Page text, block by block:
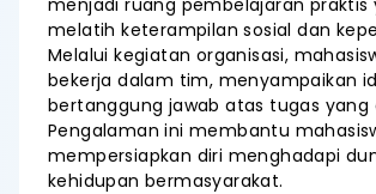
menjadi ruang pembelajaran praktis
melatih keterampilan sosial dan
Melalui kegiatan organisasi,
bekerja dalam tim, menyampaikan
bertanggung jawab atas tugas yang
Pengalaman ini membantu
mempersiapkan diri menghadapi
kehidupan bermasyarakat.